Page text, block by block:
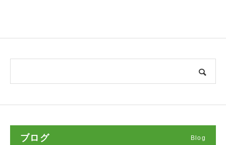
ブログ Blog